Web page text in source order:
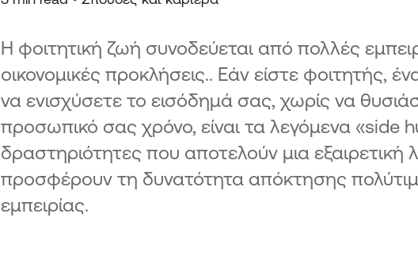
Η φοιτητική ζωή συνοδεύεται από πολλές
οικονομικές προκλήσεις.. Εάν είστε φοιτητής,
να ενισχύσετε το εισόδημά σας, χωρίς να
προσωπικό σας χρόνο, είναι τα λεγόμενα «side
δραστηριότητες που αποτελούν μια εξαιρετική
προσφέρουν τη δυνατότητα απόκτησης
εμπειρίας.